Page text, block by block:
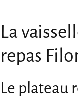
La
repas
Le plateau